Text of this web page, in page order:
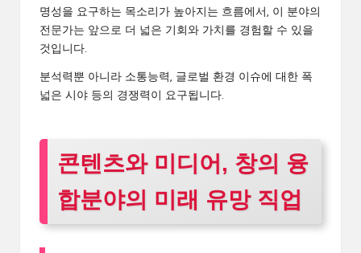
명성을 요구하는 목소리가 높아지는 흐름에서, 이 분야의
전문가는 앞으로 더 넓은 기회와 가치를 경험할 수 있을
것입니다.
분석력뿐 아니라 소통능력, 글로벌 환경 이슈에 대한 폭
넓은 시야 등의 경쟁력이 요구됩니다.
콘텐츠와 미디어, 창의 융
합분야의 미래 유망 직업